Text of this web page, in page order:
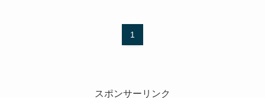
1
スポンサーリンク